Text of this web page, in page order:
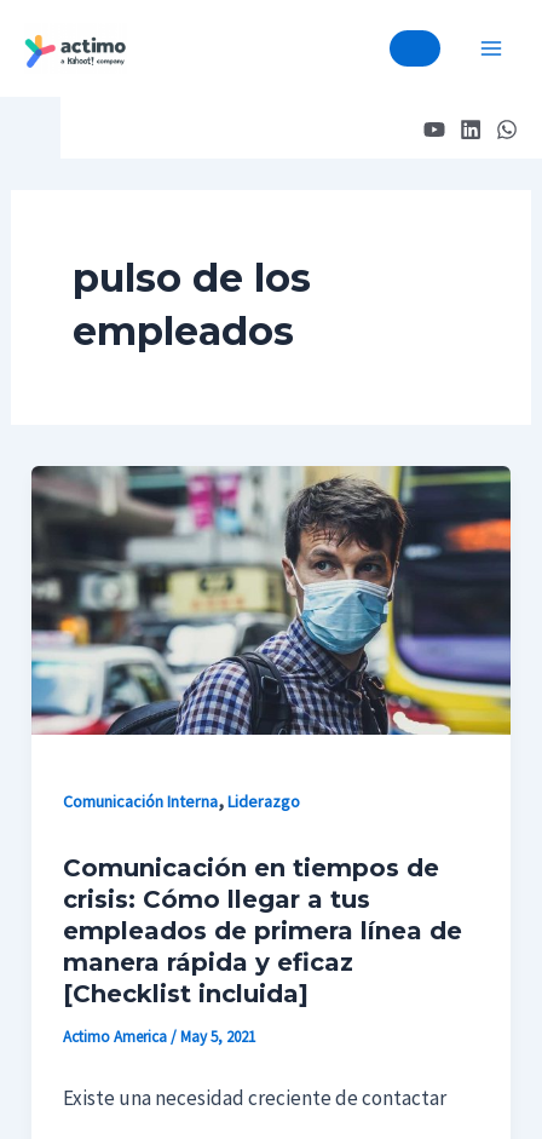
Skip
pulso de los
empleados
Comunicación Interna,Liderazgo
Comunicación en tiempos de
crisis: Cómo llegar a tus
empleados de primera línea de
manera rápida y eficaz
[Checklist incluida]
Actimo America/May 5, 2021
Existe una necesidad creciente de contactar